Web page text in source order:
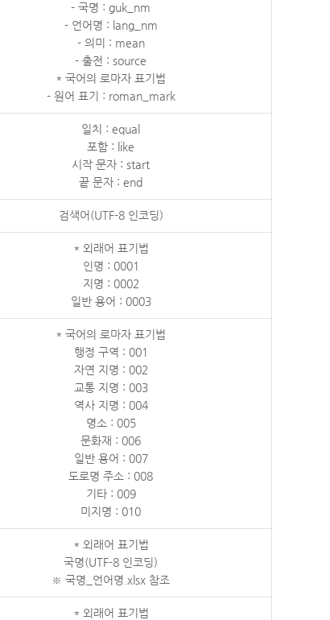
- 국명 : guk_nm
- 언어명 : lang_nm
- 의미 : mean
- 출전 : source
* 국어의 로마자 표기법
- 원어 표기 : roman_mark
일치 : equal
포함 : like
시작 문자 : start
끝 문자 : end
검색어(UTF-8 인코딩)
* 외래어 표기법
인명 : 0001
지명 : 0002
일반 용어 : 0003
* 국어의 로마자 표기법
행정 구역 : 001
자연 지명 : 002
교통 지명 : 003
역사 지명 : 004
명소 : 005
문화재 : 006
일반 용어 : 007
도로명 주소 : 008
기타 : 009
미지명 : 010
* 외래어 표기법
국명(UTF-8 인코딩)
※ 국명_언어명.xlsx 참조
* 외래어 표기법